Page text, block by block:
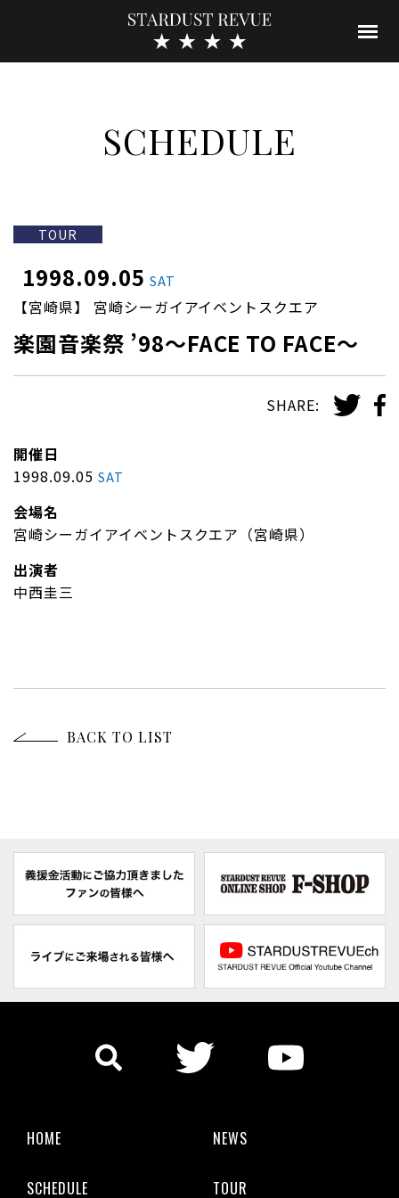
SCHEDULE
TOUR
1998.09.05 SAT
【宮崎県】 宮崎シーガイアイベントスクエア
楽園音楽祭 ’98〜FACE TO FACE〜
SHARE:
開催日
1998.09.05 SAT
会場名
宮崎シーガイアイベントスクエア（宮崎県）
出演者
中西圭三
BACK TO LIST
HOME NEWS
SCHEDULE TOUR